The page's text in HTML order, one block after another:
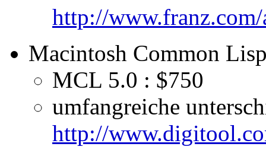
http://
Macintosh Common
MCL 5.0 : $750
umfangreiche
http://